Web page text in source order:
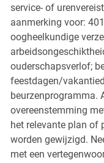
service- of
aanmerking voor:
oogheelkundige
ouderschapsverlof;
feestdagen/
beurzenprogramma.
overeenstemming
het relevante plan of
worden gewijzigd.
met een